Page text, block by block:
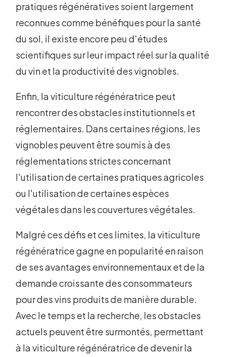
pratiques régénératives soient largement
reconnues comme bénéfiques pour la santé
du sol, il existe encore peu d'études
scientifiques sur leur impact réel sur la qualité
du vin et la productivité des vignobles.
Enfin, la viticulture régénératrice peut
rencontrer des obstacles institutionnels et
réglementaires. Dans certaines régions, les
vignobles peuvent être soumis à des
réglementations strictes concernant
l'utilisation de certaines pratiques agricoles
ou l'utilisation de certaines espèces
végétales dans les couvertures végétales.
Malgré ces défis et ces limites, la viticulture
régénératrice gagne en popularité en raison
de ses avantages environnementaux et de la
demande croissante des consommateurs
pour des vins produits de manière durable.
Avec le temps et la recherche, les obstacles
actuels peuvent être surmontés, permettant
à la viticulture régénératrice de devenir la